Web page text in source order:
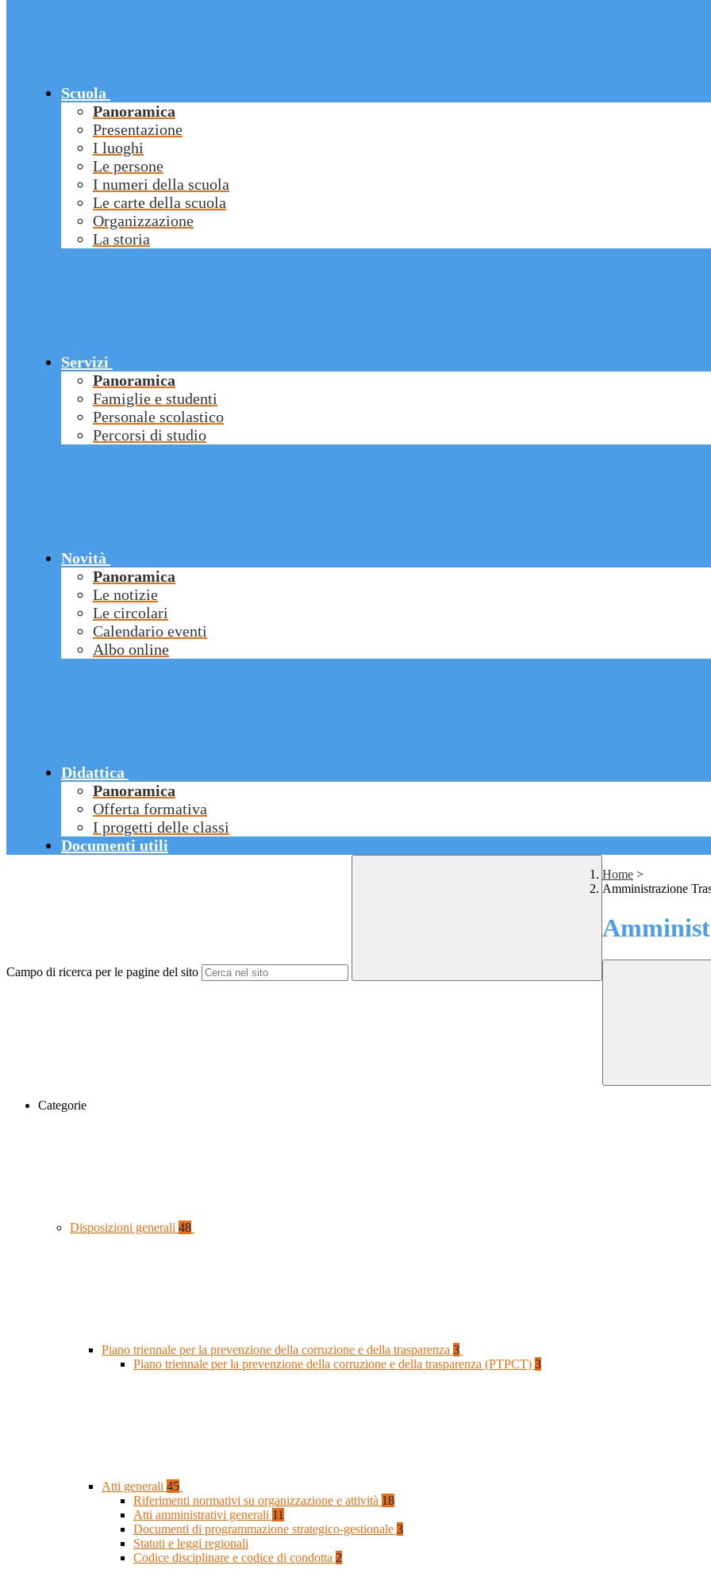
Scuola
Panoramica
Presentazione
I luoghi
Le persone
I numeri della scuola
Le carte della scuola
Organizzazione
La storia
Servizi
Panoramica
Famiglie e studenti
Personale scolastico
Percorsi di studio
Novità
Panoramica
Le notizie
Le circolari
Calendario eventi
Albo online
Didattica
Panoramica
Offerta formativa
I progetti delle classi
Documenti utili
Campo di ricerca per le pagine del sito
Home >
Amministrazione
Categorie
Disposizioni generali 48
Piano triennale per la prevenzione della corruzione e della trasparenza 3
Piano triennale per la prevenzione della corruzione e della trasparenza (PTPCT) 3
Atti generali 45
Riferimenti normativi su organizzazione e attività 18
Atti amministrativi generali 11
Documenti di programmazione strategico-gestionale 3
Statuti e leggi regionali
Codice disciplinare e codice di condotta 2